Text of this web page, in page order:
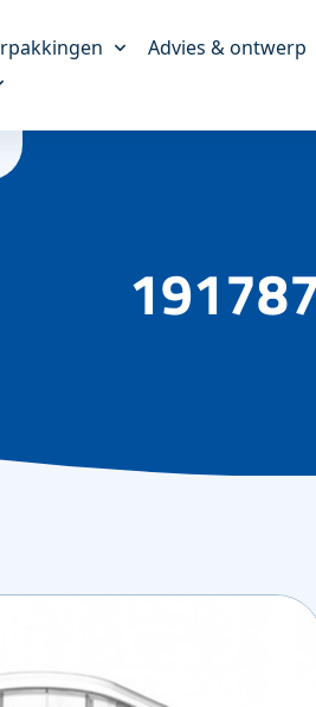
verpakkingen
verpakking
verpakkingen
Advies & ontwerp